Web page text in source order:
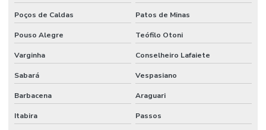
Flanges Para Mangueiras Hidráulicas
Fornecedor De Anel Guia De Nylon Em Mg
Fornecedor De Anel Quadrado De Borracha Tefo
Fornecedor De Cabo De Acionamento Para Máquinas
Fornecedor De Comando Hidráulico Em Belo Horizonte
Fornecedor De Cruzeta Em Minas Gerais
Poços de Caldas Patos de Minas
Pouso Alegre Teófilo Otoni
Varginha Conselheiro Lafaiete
Sabará Vespasiano
Barbacena Araguari
Itabira Passos